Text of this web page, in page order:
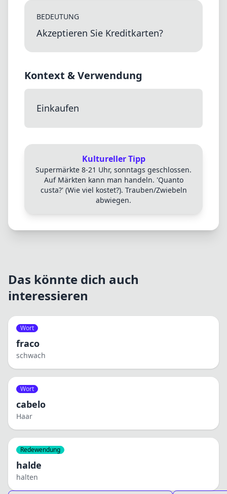
BEDEUTUNG
Akzeptieren Sie Kreditkarten?
Kontext & Verwendung
Einkaufen
Kultureller Tipp
Supermärkte 8-21 Uhr, sonntags geschlossen.
Auf Märkten kann man handeln. 'Quanto
custa?' (Wie viel kostet?). Trauben/Zwiebeln
abwiegen.
Das könnte dich auch
interessieren
Wort
fraco
schwach
Wort
cabelo
Haar
Redewendung
halde
halten